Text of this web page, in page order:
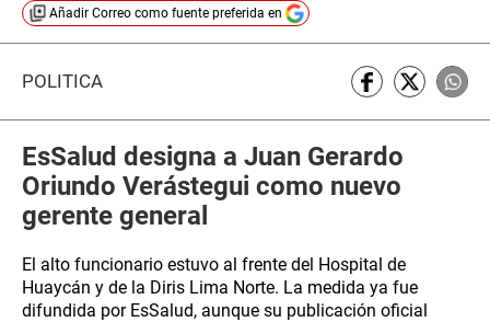
Añadir Correo como fuente preferida en
POLÍTICA
EsSalud designa a Juan Gerardo
Oriundo Verástegui como nuevo
gerente general
El alto funcionario estuvo al frente del Hospital de
Huaycán y de la Diris Lima Norte. La medida ya fue
difundida por EsSalud, aunque su publicación oficial